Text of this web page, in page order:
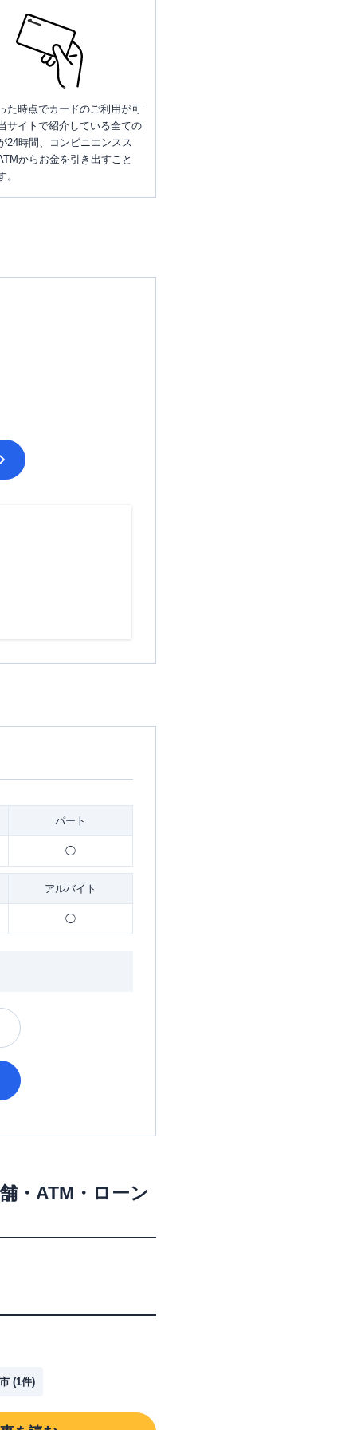
た時点でカードのご利用が可
サイトで紹介している全ての
24時間、コンビニエンスス
からお金を引き出すこと
。
パート
◯
アルバイト
◯
・ATM・ローン
(1件)